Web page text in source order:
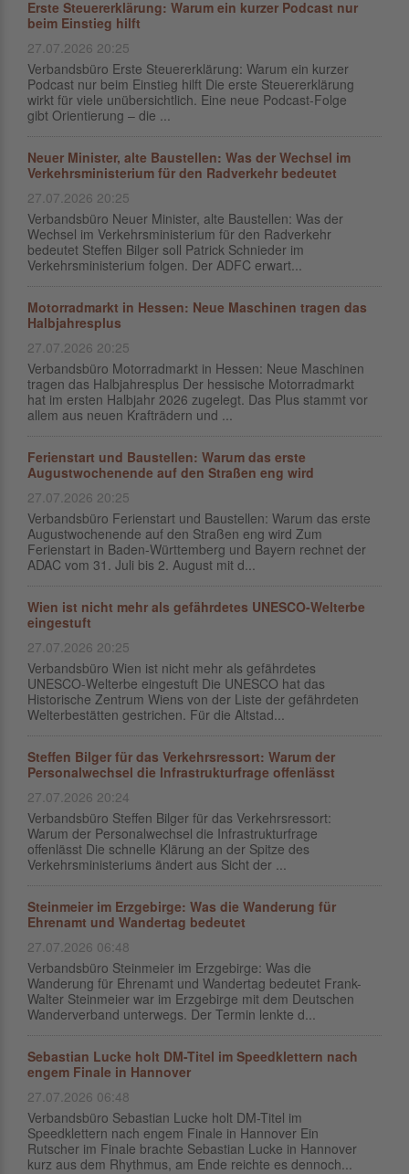
Erste Steuererklärung: Warum ein kurzer Podcast nur
beim Einstieg hilft
27.07.2026 20:25
Verbandsbüro Erste Steuererklärung: Warum ein kurzer
Podcast nur beim Einstieg hilft Die erste Steuererklärung
wirkt für viele unübersichtlich. Eine neue Podcast-Folge
gibt Orientierung – die ...
Neuer Minister, alte Baustellen: Was der Wechsel im
Verkehrsministerium für den Radverkehr bedeutet
27.07.2026 20:25
Verbandsbüro Neuer Minister, alte Baustellen: Was der
Wechsel im Verkehrsministerium für den Radverkehr
bedeutet Steffen Bilger soll Patrick Schnieder im
Verkehrsministerium folgen. Der ADFC erwart...
Motorradmarkt in Hessen: Neue Maschinen tragen das
Halbjahresplus
27.07.2026 20:25
Verbandsbüro Motorradmarkt in Hessen: Neue Maschinen
tragen das Halbjahresplus Der hessische Motorradmarkt
hat im ersten Halbjahr 2026 zugelegt. Das Plus stammt vor
allem aus neuen Krafträdern und ...
Ferienstart und Baustellen: Warum das erste
Augustwochenende auf den Straßen eng wird
27.07.2026 20:25
Verbandsbüro Ferienstart und Baustellen: Warum das erste
Augustwochenende auf den Straßen eng wird Zum
Ferienstart in Baden-Württemberg und Bayern rechnet der
ADAC vom 31. Juli bis 2. August mit d...
Wien ist nicht mehr als gefährdetes UNESCO-Welterbe
eingestuft
27.07.2026 20:25
Verbandsbüro Wien ist nicht mehr als gefährdetes
UNESCO-Welterbe eingestuft Die UNESCO hat das
Historische Zentrum Wiens von der Liste der gefährdeten
Welterbestätten gestrichen. Für die Altstad...
Steffen Bilger für das Verkehrsressort: Warum der
Personalwechsel die Infrastrukturfrage offenlässt
27.07.2026 20:24
Verbandsbüro Steffen Bilger für das Verkehrsressort:
Warum der Personalwechsel die Infrastrukturfrage
offenlässt Die schnelle Klärung an der Spitze des
Verkehrsministeriums ändert aus Sicht der ...
Steinmeier im Erzgebirge: Was die Wanderung für
Ehrenamt und Wandertag bedeutet
27.07.2026 06:48
Verbandsbüro Steinmeier im Erzgebirge: Was die
Wanderung für Ehrenamt und Wandertag bedeutet Frank-
Walter Steinmeier war im Erzgebirge mit dem Deutschen
Wanderverband unterwegs. Der Termin lenkte d...
Sebastian Lucke holt DM-Titel im Speedklettern nach
engem Finale in Hannover
27.07.2026 06:48
Verbandsbüro Sebastian Lucke holt DM-Titel im
Speedklettern nach engem Finale in Hannover Ein
Rutscher im Finale brachte Sebastian Lucke in Hannover
kurz aus dem Rhythmus, am Ende reichte es dennoch...